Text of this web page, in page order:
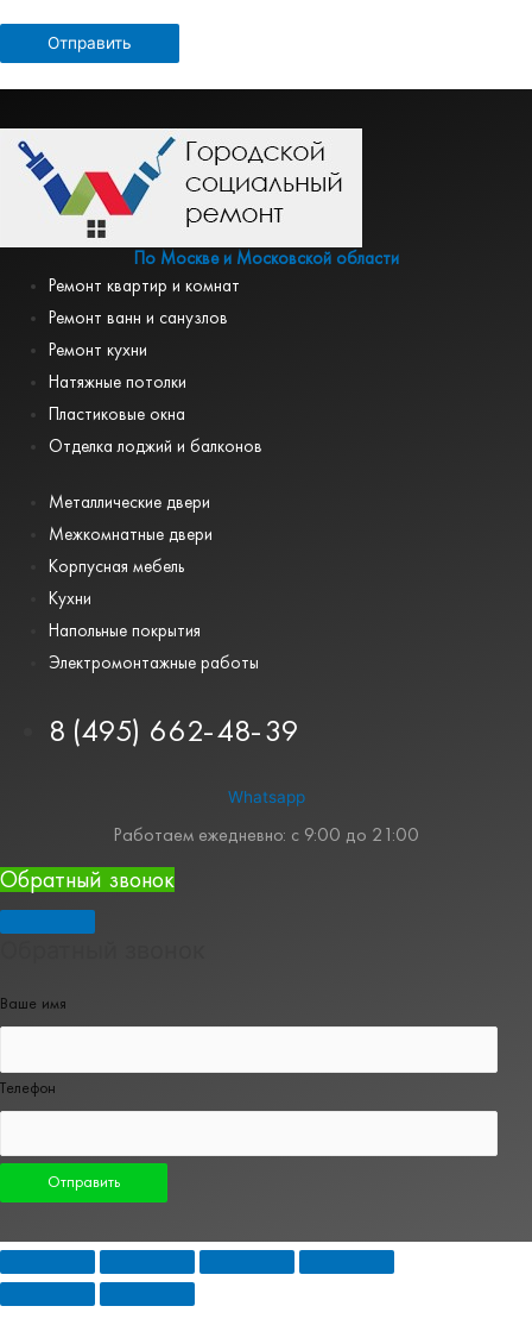
По Москве и Московской области
Ремонт квартир и комнат
Ремонт ванн и санузлов
Ремонт кухни
Натяжные потолки
Пластиковые окна
Отделка лоджий и балконов
Металлические двери
Межкомнатные двери
Корпусная мебель
Кухни
Напольные покрытия
Электромонтажные работы
8 (495) 662-48-39
Whatsapp
Работаем ежедневно: с 9:00 до 21:00
Обратный звонок
Ваше имя
Телефон